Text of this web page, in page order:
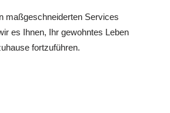
maßgeschneiderten Services
es Ihnen, Ihr gewohntes Leben
fortzuführen.